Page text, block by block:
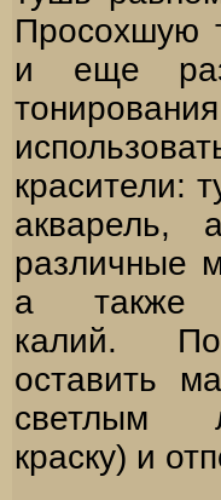
Просохшую
и еще
красители:
акварель,
различные
а также
калий.
оставить
светлым
краску) и